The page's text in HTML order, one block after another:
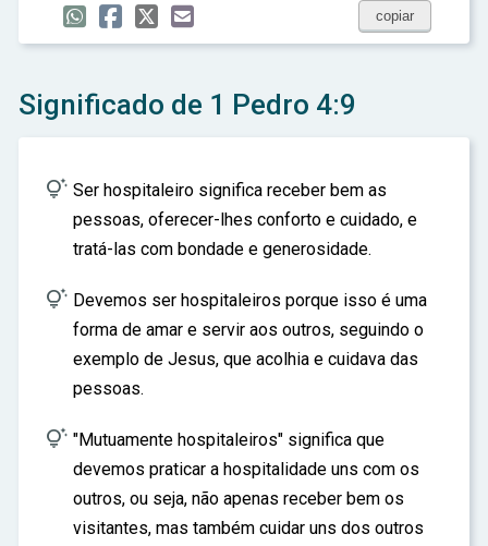
copiar
Significado de 1 Pedro 4:9
 Ser hospitaleiro significa receber bem as
pessoas, oferecer-lhes conforto e cuidado, e
tratá-las com bondade e generosidade.
 Devemos ser hospitaleiros porque isso é uma
forma de amar e servir aos outros, seguindo o
exemplo de Jesus, que acolhia e cuidava das
pessoas.
 "Mutuamente hospitaleiros" significa que
devemos praticar a hospitalidade uns com os
outros, ou seja, não apenas receber bem os
visitantes, mas também cuidar uns dos outros